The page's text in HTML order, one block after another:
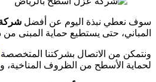
سوف نعطي نبذة اليوم عن أفضل
المباني، حتى يستطيع حماية المبنى من
ونتمكن من الاتصال بشركتنا المتخصصة
لحماية الأسطح من الظروف المناخية،